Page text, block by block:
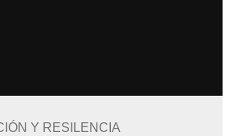
Y RESILENCIA